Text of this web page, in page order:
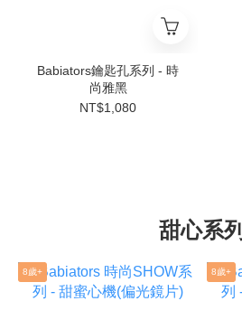
Babiators鑰匙孔系列 - 時
尚雅黑
NT$1,080
甜心系列
8歲+ 8歲+